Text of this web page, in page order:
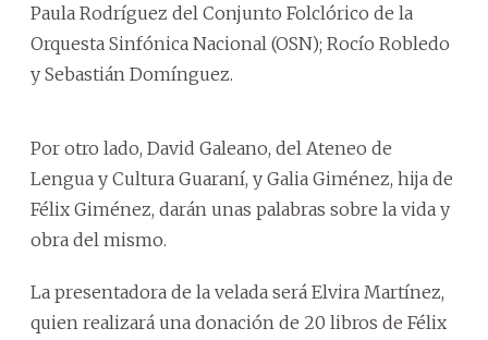
Paula Rodríguez del Conjunto Folclórico de la
Orquesta Sinfónica Nacional (OSN); Rocío Robledo
y Sebastián Domínguez.
Por otro lado, David Galeano, del Ateneo de
Lengua y Cultura Guaraní, y Galia Giménez, hija de
Félix Giménez, darán unas palabras sobre la vida y
obra del mismo.
La presentadora de la velada será Elvira Martínez,
quien realizará una donación de 20 libros de Félix